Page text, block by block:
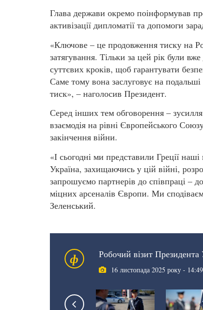
Глава держави окремо поінформував
активізації дипломатії та допомоги
«Ключове – це продовження тиску на
затягування. Тільки за цей рік були
суттєвих кроків, щоб гарантувати
Саме тому вона заслуговує на
тиск», – наголосив Президент.
Серед інших тем обговорення –
взаємодія на рівні Європейського
закінчення війни.
«І сьогодні ми представили Греції
Україна, захищаючись у цій війні,
запрошуємо партнерів до співпраці –
міцних арсеналів Європи. Ми
Зеленський.
ф Робочий візит Президента
16 листопада 2025 року - 14:49